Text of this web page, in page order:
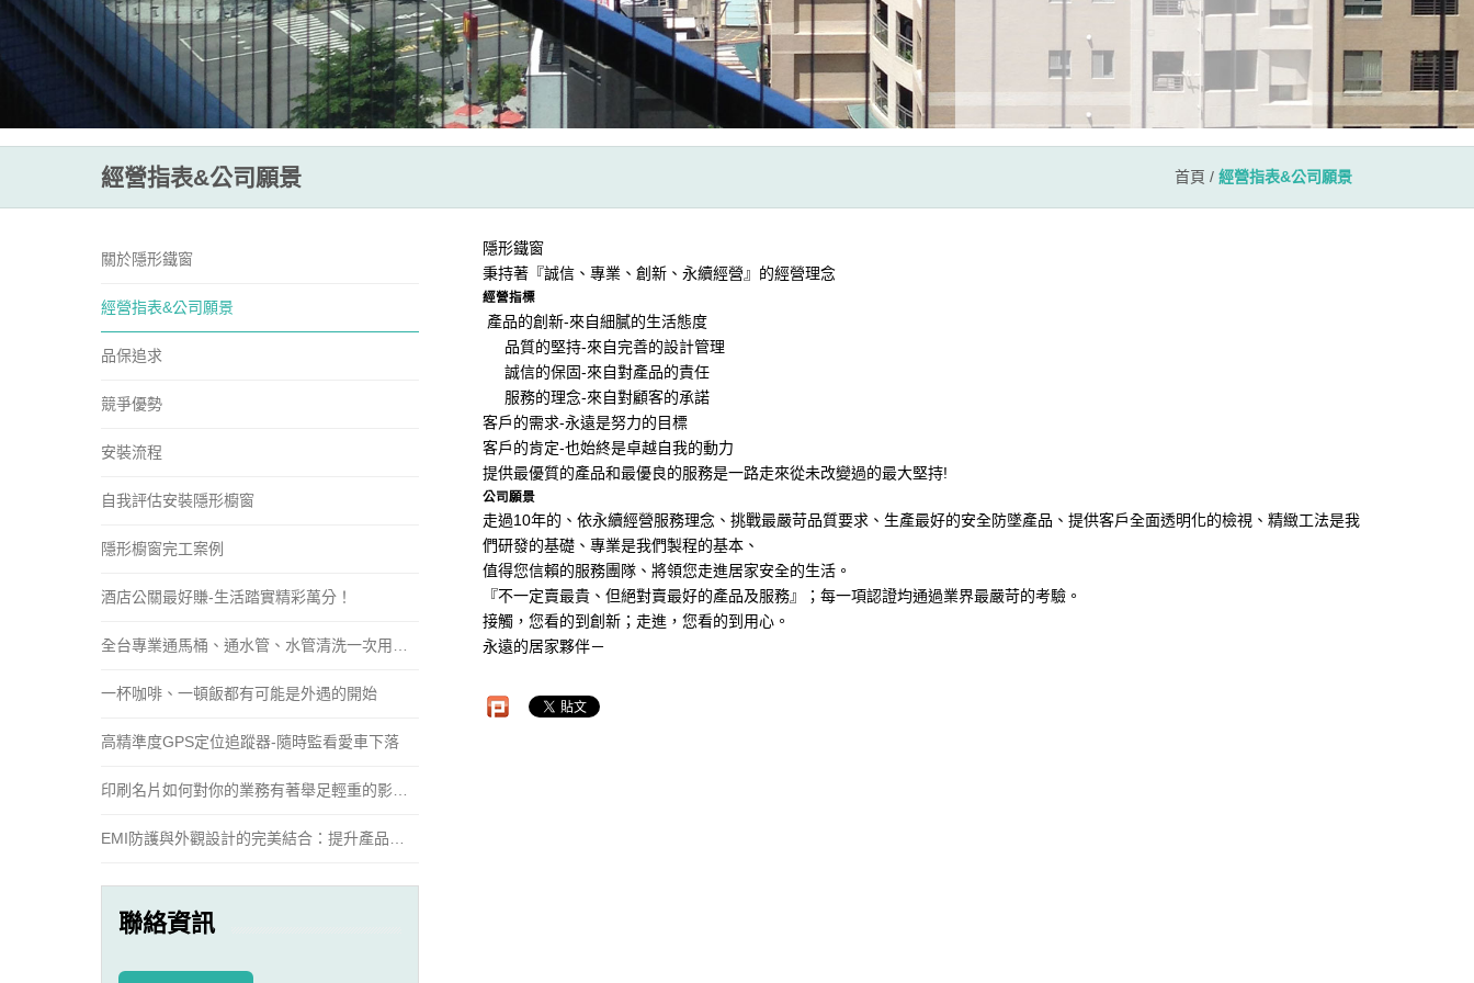
經營指表&公司願景 首頁 / 經營指表&公司願景
關於隱形鐵窗
經營指表&公司願景
品保追求
競爭優勢
安裝流程
自我評估安裝隱形櫥窗
隱形櫥窗完工案例
酒店公關最好賺-生活踏實精彩萬分！
全台專業通馬桶、通水管、水管清洗一次用到
一杯咖啡、一頓飯都有可能是外遇的開始
高精準度GPS定位追蹤器-隨時監看愛車下落
印刷名片如何對你的業務有著舉足輕重的影
EMI防護與外觀設計的完美結合：提升產品性
聯絡資訊
隱形鐵窗
秉持著『誠信、專業、創新、永續經營』的經營理念
經營指標
產品的創新-來自細膩的生活態度
品質的堅持-來自完善的設計管理
誠信的保固-來自對產品的責任
服務的理念-來自對顧客的承諾
客戶的需求-永遠是努力的目標
客戶的肯定-也始終是卓越自我的動力
提供最優質的產品和最優良的服務是一路走來從未改變過的最大堅持!
公司願景
走過10年的、依永續經營服務理念、挑戰最嚴苛品質要求、生產最好的安全防墜產品、提供客戶全面透明化的檢視、精緻工法是我
們研發的基礎、專業是我們製程的基本、
值得您信賴的服務團隊、將領您走進居家安全的生活。
『不一定賣最貴、但絕對賣最好的產品及服務』；每一項認證均通過業界最嚴苛的考驗。
接觸，您看的到創新；走進，您看的到用心。
永遠的居家夥伴－